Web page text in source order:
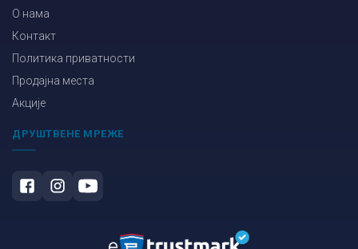
О нама
Контакт
Политика приватности
Продајна места
Акције
ДРУШТВЕНЕ МРЕЖЕ